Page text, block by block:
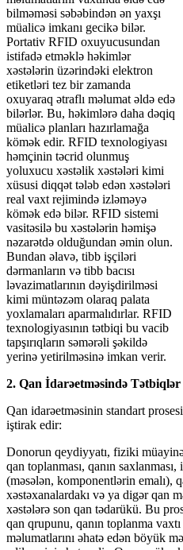
bilməməsi səbəbindən ən yaxşı
müalicə imkanı gecikə bilər.
Portativ RFID oxuyucusundan
istifadə etməklə həkimlər
xəstələrin üzərindəki elektron
etiketləri tez bir zamanda
oxuyaraq ətraflı məlumat əldə edə
bilərlər. Bu, həkimlərə daha dəqiq
müalicə planları hazırlamağa
kömək edir. RFID texnologiyası
həmçinin təcrid olunmuş
yoluxucu xəstəlik xəstələri kimi
xüsusi diqqət tələb edən xəstələri
real vaxt rejimində izləməyə
kömək edə bilər. RFID sistemi
vasitəsilə bu xəstələrin həmişə
nəzarətdə olduğundan əmin olun.
Bundan əlavə, tibb işçiləri
dərmanların və tibb bacısı
ləvazimatlarının dəyişdirilməsi
kimi müntəzəm olaraq palata
yoxlamaları aparmalıdırlar. RFID
texnologiyasının tətbiqi bu vacib
tapşırıqların səmərəli şəkildə
yerinə yetirilməsinə imkan verir.
2. Qan İdarəetməsində Tətbiqlər
Qan idarəetməsinin standart
iştirak edir:
Donorun qeydiyyatı, fiziki
qan toplanması, qanın
(məsələn, komponentlərin emalı),
xəstəxanalardakı və ya digər qan
xəstələrə son qan tədarükü. Bu
qan qrupunu, qanın toplanma
məlumatlarını əhatə edən böyük